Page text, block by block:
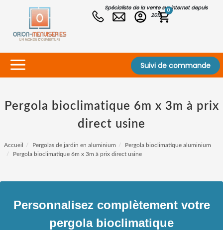
Spécialiste de la vente sur internet depuis
2012
0
Suivi de commande
Pergola bioclimatique 6m x 3m à prix
direct usine
Accueil Pergolas de jardin en aluminium
Pergola bioclimatique aluminium
Pergola bioclimatique 6m x 3m à prix direct usine
Personnalisez complètement votre
pergola bioclimatique